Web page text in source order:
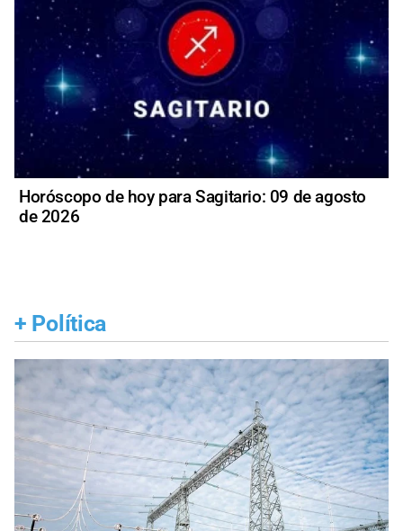
Horóscopo de hoy para Sagitario: 09 de agosto
de 2026
+ Política